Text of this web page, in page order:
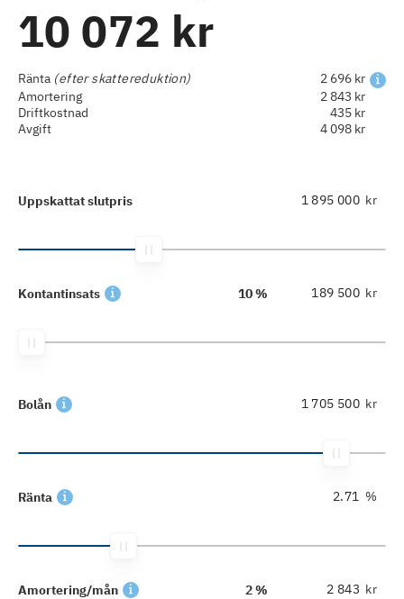
10 072 kr
Ränta (efter skattereduktion)
2 696 kr
Amortering
2 843 kr
Driftkostnad
435 kr
Avgift
4 098 kr
Uppskattat slutpris kr
Kontantinsats 10 % kr
Bolån kr
Ränta %
Amortering/mån 2 % kr